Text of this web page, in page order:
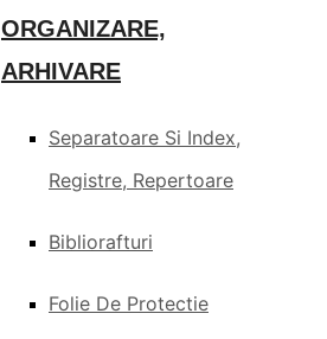
ORGANIZARE,
ARHIVARE
Separatoare Si Index,
Registre, Repertoare
Bibliorafturi
Folie De Protectie